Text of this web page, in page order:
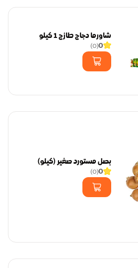
شاورما دجاج طازج 1 كيلو
0
(
0
)
بصل مستورد صغير (كيلو)
0
(
0
)